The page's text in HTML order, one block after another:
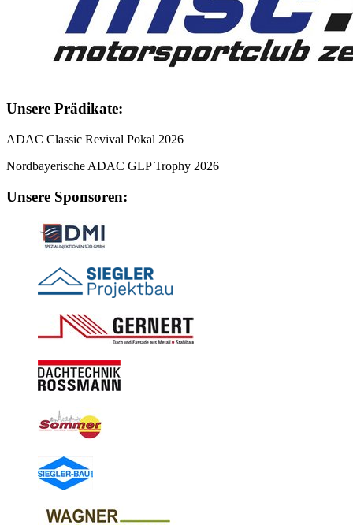
Unsere Prädikate:
ADAC Classic Revival Pokal 2026
Nordbayerische ADAC GLP Trophy 2026
Unsere Sponsoren: